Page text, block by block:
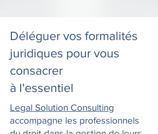
Déléguer vos formalités
juridiques pour vous
consacrer
à l'essentiel
Legal Solution Consulting
accompagne les professionnels